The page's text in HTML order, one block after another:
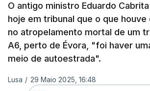
O antigo ministro Eduardo
hoje em tribunal que o que
no atropelamento mortal de um
A6, perto de Évora, "foi haver
meio de autoestrada".
Lusa / 29 Maio 2025, 16:48